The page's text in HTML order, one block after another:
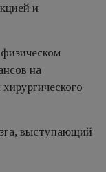
и
на
выступающий